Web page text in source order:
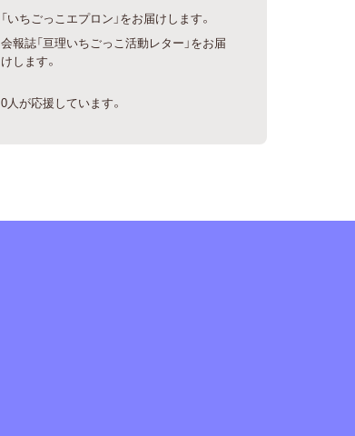
「いちごっこエプロン」をお届けします。
会報誌「亘理いちごっこ活動レター」をお届
けします。
0人が応援しています。